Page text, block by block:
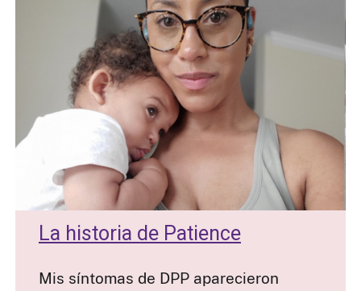
La historia de Patience
Mis síntomas de DPP aparecieron